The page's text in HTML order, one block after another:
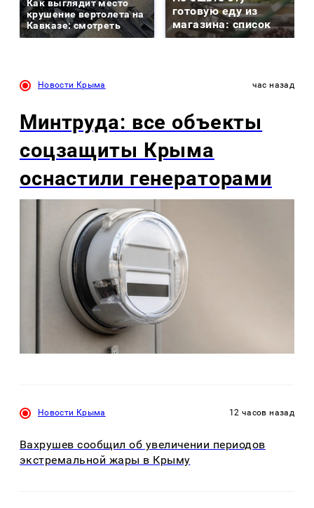
Как выглядит место
крушение вертолета на
Кавказе: смотреть
готовую еду из
магазина: список
Новости Крыма час назад
Минтруда: все объекты
соцзащиты Крыма
оснастили генераторами
Новости Крыма 12 часов назад
Вахрушев сообщил об увеличении периодов
экстремальной жары в Крыму